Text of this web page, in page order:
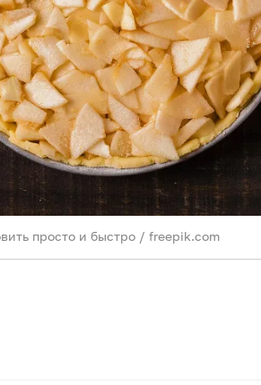
просто и быстро / freepik.com